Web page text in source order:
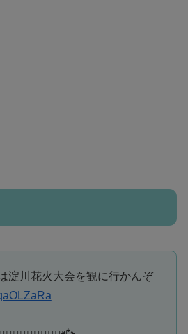
淀川花火大会を観に行かんぞ